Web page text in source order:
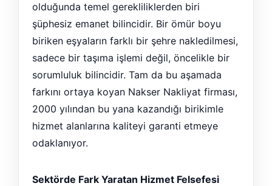
olduğunda temel gerekliliklerden biri
şüphesiz emanet bilincidir. Bir ömür boyu
biriken eşyaların farklı bir şehre nakledilmesi,
sadece bir taşıma işlemi değil, öncelikle bir
sorumluluk bilincidir. Tam da bu aşamada
farkını ortaya koyan Nakser Nakliyat firması,
2000 yılından bu yana kazandığı birikimle
hizmet alanlarına kaliteyi garanti etmeye
odaklanıyor.
Sektörde Fark Yaratan Hizmet Felsefesi